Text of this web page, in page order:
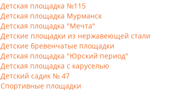
Детская площадка №115
Детская площадка Мурманск
Детская площадка "Мечта"
Детские площадки из нержавеющей стали
Детские бревенчатые площадки
Детская площадка "Юрский период"
Детская площадка с каруселью
Детский садик № 47
Спортивные площадки